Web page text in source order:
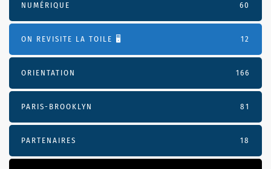
NUMÉRIQUE 60
ON REVISITE LA TOILE 🖥️ 12
ORIENTATION 166
PARIS-BROOKLYN 81
PARTENAIRES 18